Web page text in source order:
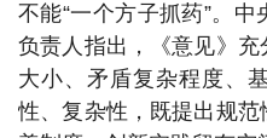
不能“一个方子抓药”。
负责人指出，《意见》
大小、矛盾复杂程度、
性、复杂性，既提出规